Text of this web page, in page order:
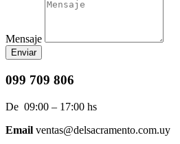
Mensaje
Enviar
099 709 806
De 09:00 – 17:00 hs
Email ventas@delsacramento.com.uy